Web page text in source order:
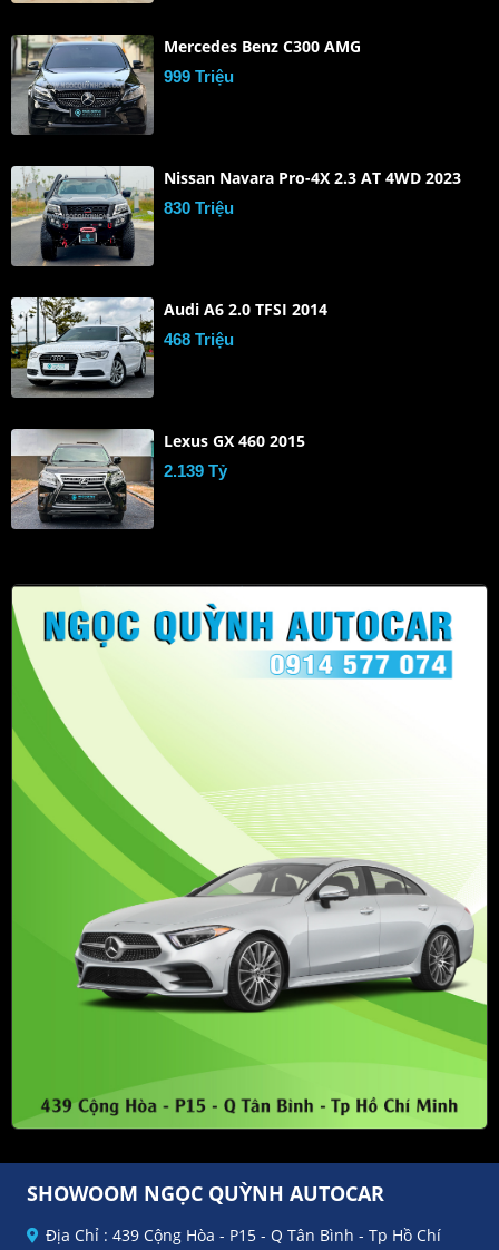
Mercedes Benz C300 AMG
999 Triệu
Nissan Navara Pro-4X 2.3 AT 4WD 2023
830 Triệu
Audi A6 2.0 TFSI 2014
468 Triệu
Lexus GX 460 2015
2.139 Tỷ
SHOWOOM NGỌC QUỲNH AUTOCAR
Địa Chỉ : 439 Cộng Hòa - P15 - Q Tân Bình - Tp Hồ Chí